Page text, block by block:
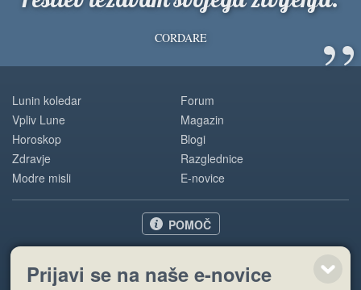
CORDARE ”
Lunin koledar
Vpliv Lune
Horoskop
Zdravje
Modre misli
Forum
Magazin
Blogi
Razglednice
E-novice
POMOČ
Oglaševanje
Prijavi se na naše e-novice